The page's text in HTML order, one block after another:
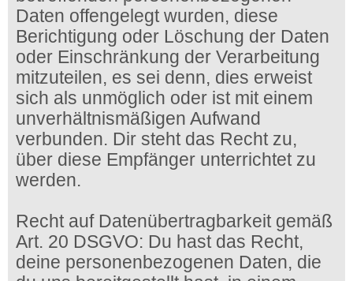
Daten offengelegt wurden, diese
Berichtigung oder Löschung der Daten
oder Einschränkung der Verarbeitung
mitzuteilen, es sei denn, dies erweist
sich als unmöglich oder ist mit einem
unverhältnismäßigen Aufwand
verbunden. Dir steht das Recht zu,
über diese Empfänger unterrichtet zu
werden.
Recht auf Datenübertragbarkeit gemäß
Art. 20 DSGVO: Du hast das Recht,
deine personenbezogenen Daten, die